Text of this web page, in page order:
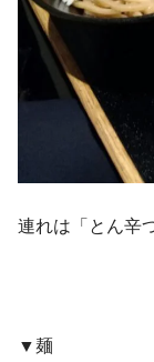
連れは「とん辛
▼麺